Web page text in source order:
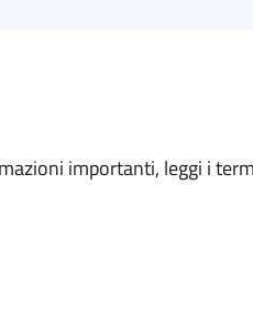
importanti, leggi i